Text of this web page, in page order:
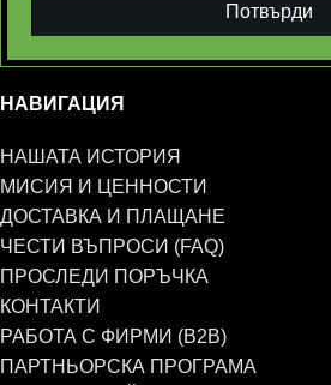
Потвърди
НАВИГАЦИЯ
НАШАТА ИСТОРИЯ
МИСИЯ И ЦЕННОСТИ
ДОСТАВКА И ПЛАЩАНЕ
ЧЕСТИ ВЪПРОСИ (FAQ)
ПРОСЛЕДИ ПОРЪЧКА
КОНТАКТИ
РАБОТА С ФИРМИ (B2B)
ПАРТНЬОРСКА ПРОГРАМА